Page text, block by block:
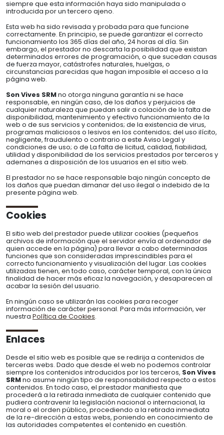
siempre que esta información haya sido manipulada o
introducida por un tercero ajeno.
Esta web ha sido revisada y probada para que funcione
correctamente. En principio, se puede garantizar el correcto
funcionamiento los 365 días del año, 24 horas al día. Sin
embargo, el prestador no descarta la posibilidad que existan
determinados errores de programación, o que sucedan causas
de fuerza mayor, catástrofes naturales, huelgas, o
circunstancias parecidas que hagan imposible el acceso a la
página web.
Son Vives SRMno otorga ninguna garantía ni se hace
responsable, en ningún caso, de los daños y perjuicios de
cualquier naturaleza que puedan salir a colación de la falta de
disponibilidad, mantenimiento y efectivo funcionamiento de la
web o de sus servicios y contenidos; de la existencia de virus,
programas maliciosos o lesivos en los contenidos; del uso ilícito,
negligente, fraudulento o contrario a este Aviso Legal y
condiciones de uso; o de La falta de licitud, calidad, fiabilidad,
utilidad y disponibilidad de los servicios prestados por terceros y
ademanes a disposición de los usuarios en el sitio web.
El prestador no se hace responsable bajo ningún concepto de
los daños que puedan dimanar del uso ilegal o indebido de la
presente página web.
Cookies
El sitio web del prestador puede utilizar cookies (pequeños
archivos de información que el servidor envía al ordenador de
quien accede en la página) para llevar a cabo determinadas
funciones que son consideradas imprescindibles para el
correcto funcionamiento y visualización del lugar. Las cookies
utilizadas tienen, en todo caso, carácter temporal, con la única
finalidad de hacer más eficaz la navegación, y desaparecen al
acabar la sesión del usuario.
En ningún caso se utilizarán las cookies para recoger
información de carácter personal. Para más información, ver
nuestra Política de Cookies.
Enlaces
Desde el sitio web es posible que se redirija a contenidos de
terceras webs. Dado que desde el web no podemos controlar
siempre los contenidos introducidos por los terceros, Son Vives
SRMno asume ningún tipo de responsabilidad respecto a estos
contenidos. En todo caso, el prestador manifiesta que
procederá a la retirada inmediata de cualquier contenido que
pudiera contravenir la legislación nacional o internacional, la
moral o el orden público, procediendo a la retirada inmediata
de la re-dirección a estas webs, poniendo en conocimiento de
las autoridades competentes el contenido en cuestión.